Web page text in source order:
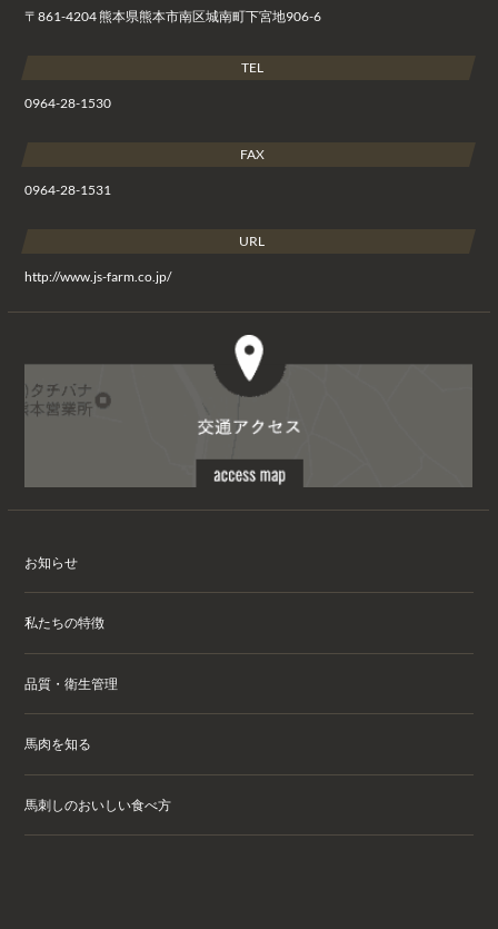
〒861-4204 熊本県熊本市南区城南町下宮地906-6
TEL
0964-28-1530
FAX
0964-28-1531
URL
http://www.js-farm.co.jp/
お知らせ
私たちの特徴
品質・衛生管理
馬肉を知る
馬刺しのおいしい食べ方